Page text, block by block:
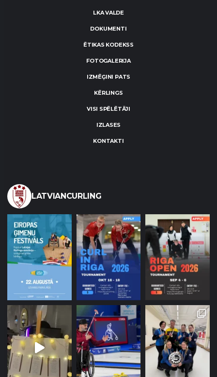
LKA VALDE
DOKUMENTI
ĒTIKAS KODEKSS
FOTOGALERIJA
IZMĒĢINI PATS
KĒRLINGS
VISI SPĒLĒTĀJI
IZLASES
KONTAKTI
LATVIANCURLING